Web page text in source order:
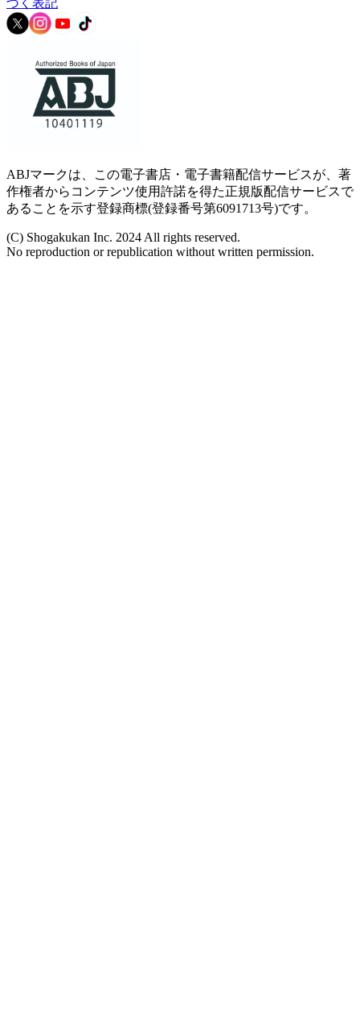
ABJマークは、この電子書店・電子書籍配信サービスが、著
作権者からコンテンツ使用許諾を得た正規版配信サービスで
あることを示す登録商標(登録番号第6091713号)です。
(C) Shogakukan Inc. 2024 All rights reserved.
No reproduction or republication without written permission.